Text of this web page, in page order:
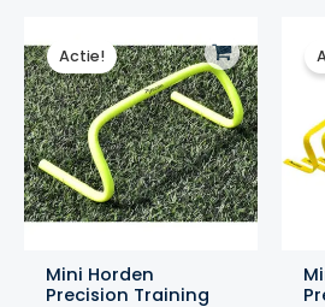
Actie!
Mini Horden
Precision Training